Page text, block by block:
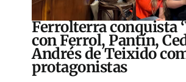
Ferrolterra conquista
con Ferrol, Pantín,
Andrés de Teixido
protagonistas